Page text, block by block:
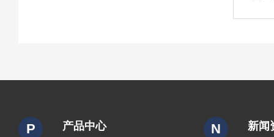
P 产品中心 N 新闻